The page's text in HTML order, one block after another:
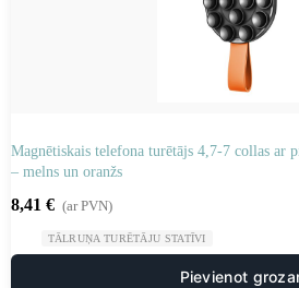
Magnētiskais telefona turētājs 4,7-7 collas ar
– melns un oranžs
8,41 € (ar PVN)
TĀLRUŅA TURĒTĀJU STATĪVI
Pievienot